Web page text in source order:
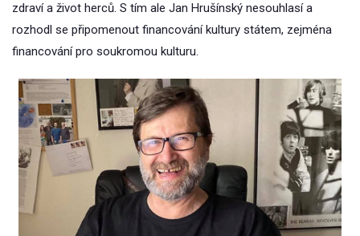
zdraví a život herců. S tím ale Jan Hrušínský nesouhlasí a
rozhodl se připomenout financování kultury státem, zejména
financování pro soukromou kulturu.